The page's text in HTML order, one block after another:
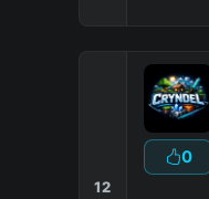
12
0